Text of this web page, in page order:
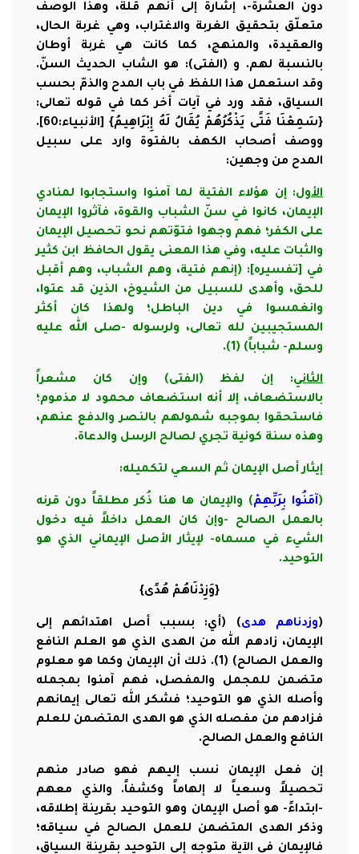
دون العشرة-، إشارة إلى أنهم قلة، وهذا الوصف
متعلّق بتحقيق الغربة والاغتراب، وهي غربة الحال،
والعقيدة، والمنهج، كما كانت هي غربة أوطان
بالنسبة لهم. و (الفتى): هو الشاب الحديث السنّ.
وقد استعمل هذا اللفظ في باب المدح والذمّ بحسب
السياق، فقد ورد في آيات أخر كما في قوله تعالى:
{سَمِعْنَا فَتًى يَذْكُرُهُمْ يُقَالُ لَهُ إِبْرَاهِيمُ} [الأنبياء:60]
.
ووصف أصحاب الكهف بالفتوة وارد على سبيل
المدح من وجهين:
الأول: إن هؤلاء الفتية لما آمنوا واستجابوا لمنادي
الإيمان، كانوا في سنّ الشباب والقوة، فآثروا الإيمان
على الكفر؛ فهم وجهوا فتوّتهم نحو تحصيل الإيمان
والثبات عليه، وفي هذا المعنى يقول الحافظ ابن كثير
في [تفسيره]: (إنهم فتية، وهم الشباب، وهم أقبل
للحق، وأهدى للسبيل من الشيوخ، الذين قد عتوا،
وانغمسوا في دين الباطل؛ ولهذا كان أكثر
المستجيبين لله تعالى، ولرسوله -صلى الله عليه
وسلم- شباباً) (1).
الثاني: إن لفظ (الفتى) وإن كان مشعراً
بالاستضعاف، إلا أنه استضعاف محمود لا مذموم؛
فاستحقوا بموجبه شمولهم بالنصر والدفع عنهم،
وهذه سنة كونية تجري لصالح الرسل والدعاة.
إيثار أصل الإيمان ثم السعي لتكميله:
(آمَنُوا بِرَبِّهِمْ) والإيمان ها هنا ذُكر مطلقاً دون قرنه
بالعمل الصالح -وإن كان العمل داخلاً فيه دخول
الشيء في مسماه- لإيثار الأصل الإيماني الذي هو
التوحيد.
{وَزِدْنَاهُمْ هُدًى}
(وزدناهم هدى) (أي: بسبب أصل اهتدائهم إلى
الإيمان، زادهم الله من الهدى الذي هو العلم النافع
والعمل الصالح) (1). ذلك أن الإيمان وكما هو معلوم
متضمن للمجمل والمفصل، فهم آمنوا بمجمله
وأصله الذي هو التوحيد؛ فشكر الله تعالى إيمانهم
فزادهم من مفصله الذي هو الهدى المتضمن للعلم
النافع والعمل الصالح.
إن فعل الإيمان نسب إليهم فهو صادر منهم
تحصيلاً وسعياً لا إلهاماً وكشفاً. والذي معهم
-ابتداءً- هو أصل الإيمان وهو التوحيد بقرينة إطلاقه،
وذكر الهدى المتضمن للعمل الصالح في سياقه؛
فالإيمان في الآية متوجه إلى التوحيد بقرينة السياق،